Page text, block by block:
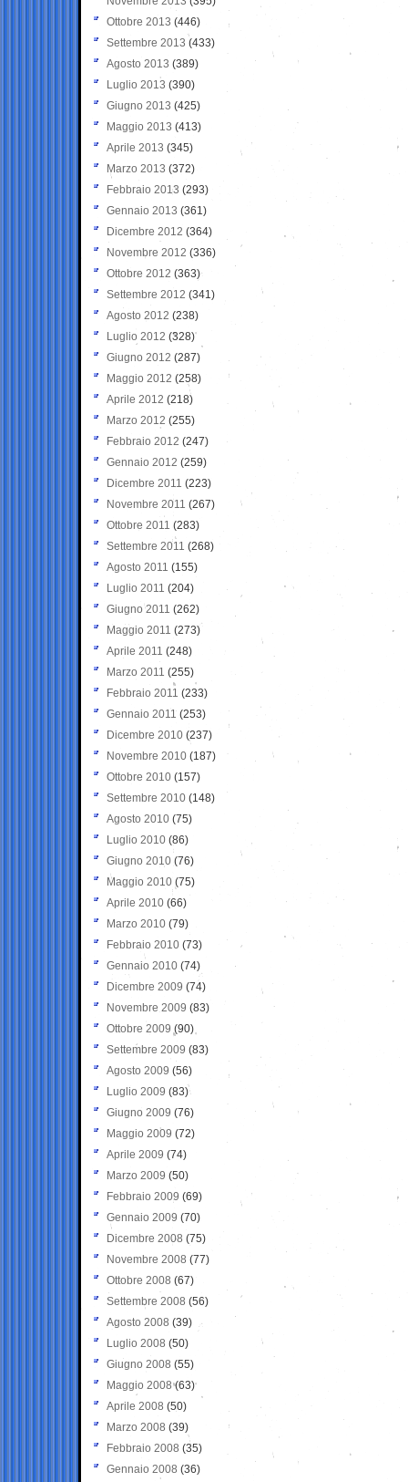
Ottobre 2013 (446)
Settembre 2013 (433)
Agosto 2013 (389)
Luglio 2013 (390)
Giugno 2013 (425)
Maggio 2013 (413)
Aprile 2013 (345)
Marzo 2013 (372)
Febbraio 2013 (293)
Gennaio 2013 (361)
Dicembre 2012 (364)
Novembre 2012 (336)
Ottobre 2012 (363)
Settembre 2012 (341)
Agosto 2012 (238)
Luglio 2012 (328)
Giugno 2012 (287)
Maggio 2012 (258)
Aprile 2012 (218)
Marzo 2012 (255)
Febbraio 2012 (247)
Gennaio 2012 (259)
Dicembre 2011 (223)
Novembre 2011 (267)
Ottobre 2011 (283)
Settembre 2011 (268)
Agosto 2011 (155)
Luglio 2011 (204)
Giugno 2011 (262)
Maggio 2011 (273)
Aprile 2011 (248)
Marzo 2011 (255)
Febbraio 2011 (233)
Gennaio 2011 (253)
Dicembre 2010 (237)
Novembre 2010 (187)
Ottobre 2010 (157)
Settembre 2010 (148)
Agosto 2010 (75)
Luglio 2010 (86)
Giugno 2010 (76)
Maggio 2010 (75)
Aprile 2010 (66)
Marzo 2010 (79)
Febbraio 2010 (73)
Gennaio 2010 (74)
Dicembre 2009 (74)
Novembre 2009 (83)
Ottobre 2009 (90)
Settembre 2009 (83)
Agosto 2009 (56)
Luglio 2009 (83)
Giugno 2009 (76)
Maggio 2009 (72)
Aprile 2009 (74)
Marzo 2009 (50)
Febbraio 2009 (69)
Gennaio 2009 (70)
Dicembre 2008 (75)
Novembre 2008 (77)
Ottobre 2008 (67)
Settembre 2008 (56)
Agosto 2008 (39)
Luglio 2008 (50)
Giugno 2008 (55)
Maggio 2008(63)
Aprile 2008 (50)
Marzo 2008 (39)
Febbraio 2008 (35)
Gennaio 2008 (36)